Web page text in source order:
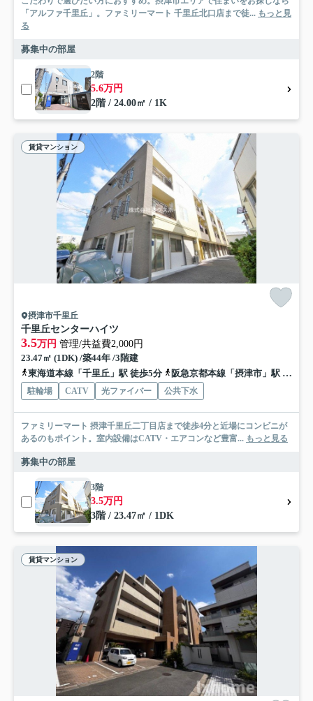
「アルファ千里丘」。ファミリーマート 千里丘北口店まで徒... もっと見
る
募集中の部屋
2階
5.6万円
2階 / 24.00㎡ / 1K
賃貸マンション
摂津市千里丘
千里丘センターハイツ
3.5万円 管理/共益費2,000円
23.47㎡ (1DK) /築44年 /3階建
東海道本線「千里丘」駅 徒歩5分
阪急京都本線「摂津市」駅 徒歩9分
駐輪場 CATV 光ファイバー 公共下水
ファミリーマート 摂津千里丘二丁目店まで徒歩4分と近場にコンビニが
あるのもポイント。室内設備はCATV・エアコンなど豊富... もっと見る
募集中の部屋
3階
3.5万円
3階 / 23.47㎡ / 1DK
賃貸マンション